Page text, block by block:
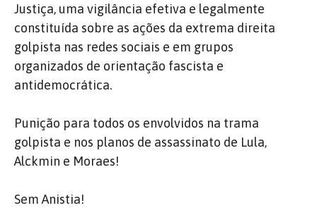
Justiça, uma vigilância efetiva e legalmente
constituída sobre as ações da extrema direita
golpista nas redes sociais e em grupos
organizados de orientação fascista e
antidemocrática.
Punição para todos os envolvidos na trama
golpista e nos planos de assassinato de Lula,
Alckmin e Moraes!
Sem Anistia!